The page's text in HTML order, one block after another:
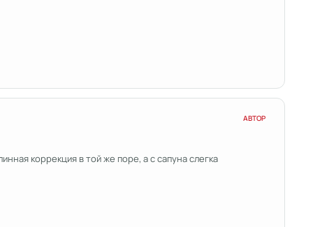
АВТОР
коррекция в той же поре, а с сапуна слегка